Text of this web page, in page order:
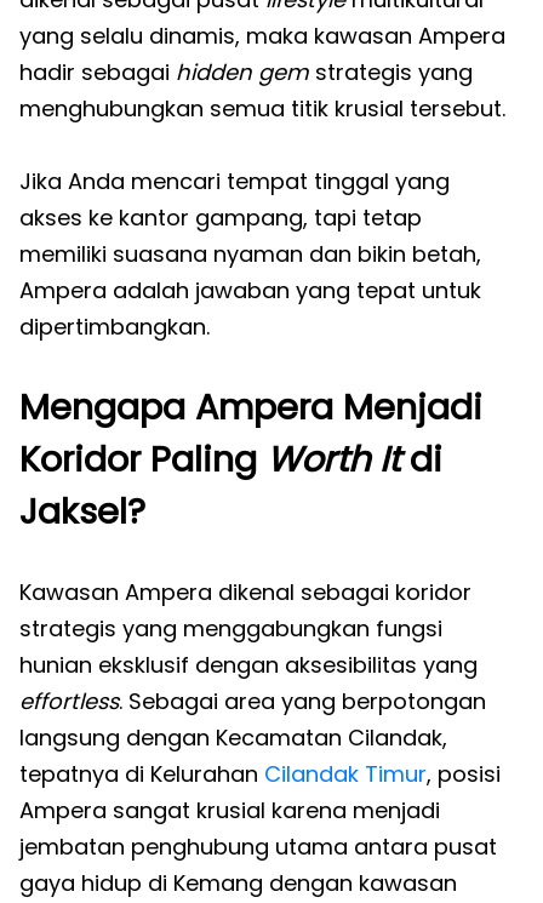
yang selalu dinamis, maka kawasan Ampera
hadir sebagai hidden gem strategis yang
menghubungkan semua titik krusial tersebut.
Jika Anda mencari tempat tinggal yang
akses ke kantor gampang, tapi tetap
memiliki suasana nyaman dan bikin betah,
Ampera adalah jawaban yang tepat untuk
dipertimbangkan.
Mengapa Ampera Menjadi
Koridor Paling Worth Itdi
Jaksel?
Kawasan Ampera dikenal sebagai koridor
strategis yang menggabungkan fungsi
hunian eksklusif dengan aksesibilitas yang
effortless. Sebagai area yang berpotongan
langsung dengan Kecamatan Cilandak,
tepatnya di Kelurahan Cilandak Timur, posisi
Ampera sangat krusial karena menjadi
jembatan penghubung utama antara pusat
gaya hidup di Kemang dengan kawasan